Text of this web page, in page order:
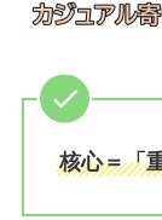
核心＝「